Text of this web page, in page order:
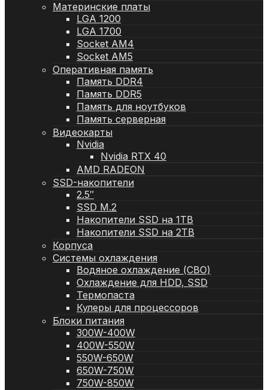
Материнские платы
LGA 1200
LGA 1700
Socket AM4
Socket AM5
Оперативная память
Память DDR4
Память DDR5
Память для ноутбуков
Память серверная
Видеокарты
Nvidia
Nvidia RTX 40
AMD RADEON
SSD-накопители
2.5″
SSD M.2
Накопители SSD на 1TB
Накопители SSD на 2TB
Корпуса
Системы охлаждения
Водяное охлаждение (СВО)
Охлаждение для HDD, SSD
Термопаста
Кулеры для процессоров
Блоки питания
300W-400W
400W-550W
550W-650W
650W-750W
750W-850W